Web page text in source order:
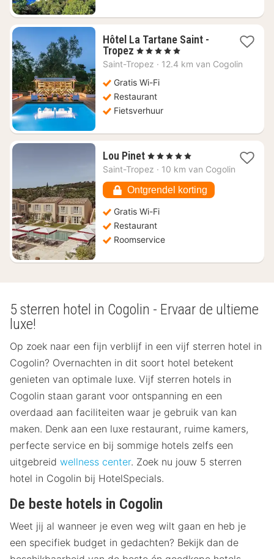
Hôtel La Tartane Saint -
Tropez 1
nacht
vanaf
€
1642,73
, 5 Sterren
Saint-Tropez · 12.4 km van Cogolin
Gratis Wi-Fi
Restaurant
Fietsverhuur
Lou Pinet1
nacht
€
1574,64
, 5 Sterren
Saint-Tropez · 10 km van Cogolin
Ontgrendel korting
Gratis Wi-Fi
Restaurant
Roomservice
5 sterren hotel in Cogolin - Ervaar de ultieme
luxe!
Op zoek naar een fijn verblijf in een vijf sterren hotel in
Cogolin? Overnachten in dit soort hotel betekent
genieten van optimale luxe. Vijf sterren hotels in
Cogolin staan garant voor ontspanning en een
overdaad aan faciliteiten waar je gebruik van kan
maken. Denk aan een luxe restaurant, ruime kamers,
perfecte service en bij sommige hotels zelfs een
uitgebreid wellness center. Zoek nu jouw 5 sterren
hotel in Cogolin bij HotelSpecials.
De beste hotels in Cogolin
Weet jij al wanneer je even weg wilt gaan en heb je
een specifiek budget in gedachten? Bekijk dan de